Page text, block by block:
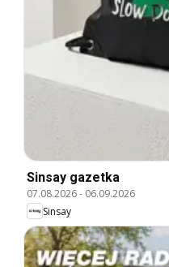
Sinsay gazetka
07.08.2026- 06.09.2026
Sinsay